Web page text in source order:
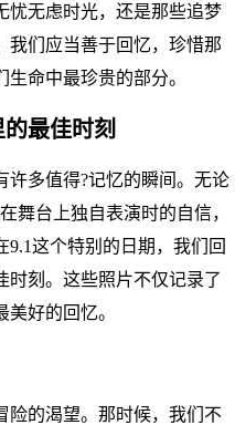
忧无虑时光，还是那些追梦
我们应当善于回忆，珍惜那
命中最珍贵的部分。
最佳时刻
许多值得?记忆的瞬间。无论
舞台上独自表演时的自信，
这个特别的日期，我们回
时刻。这些照片不仅记录了
好的回忆。
险的渴望。那时候，我们不